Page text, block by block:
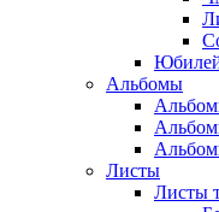
Альбомы
Листы
Листы